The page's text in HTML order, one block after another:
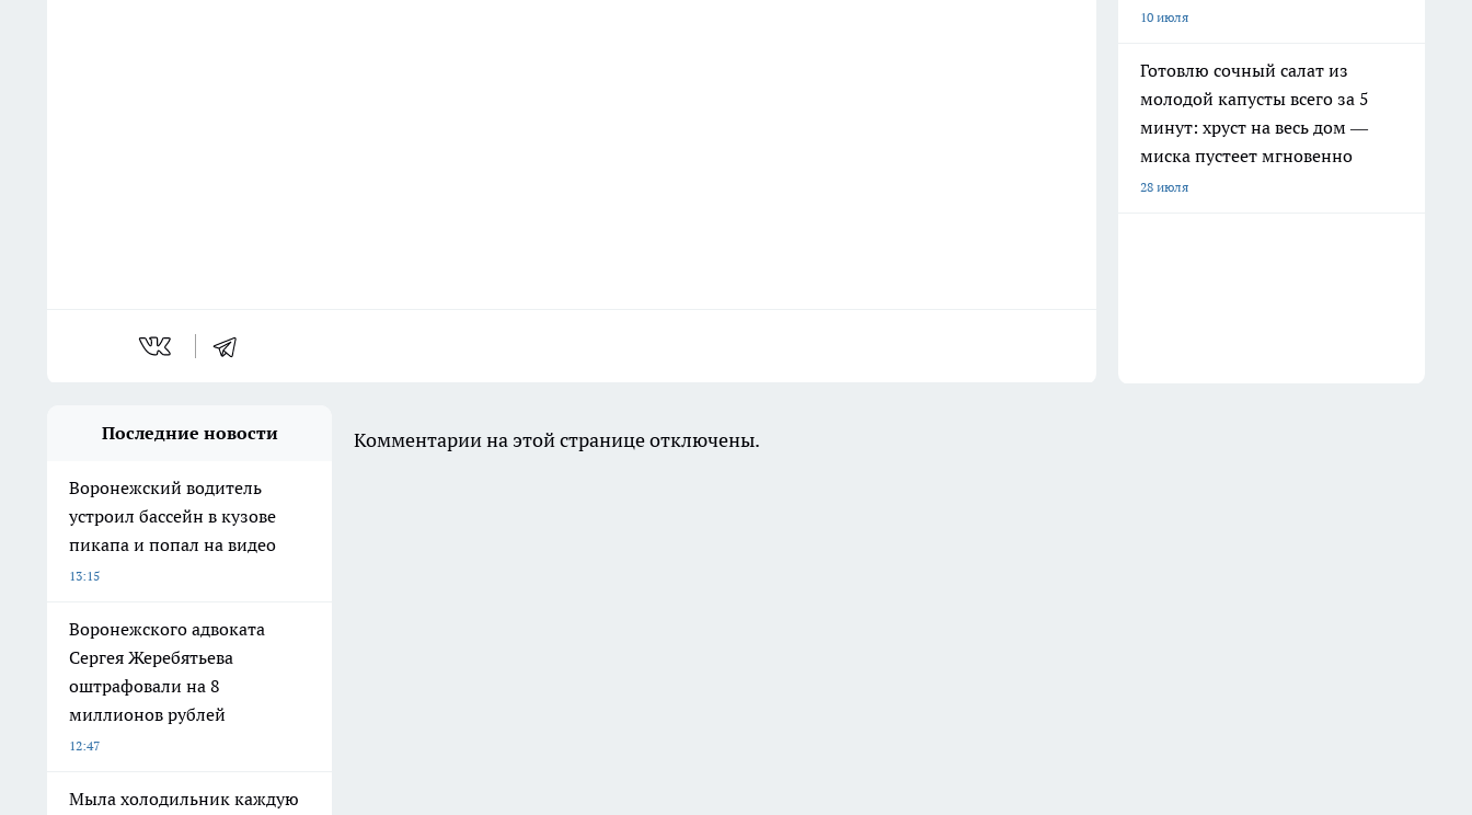
10 июля
Готовлю сочный салат из
молодой капусты всего за 5
минут: хруст на весь дом —
миска пустеет мгновенно
28 июля
Последние новости
Воронежский водитель
устроил бассейн в кузове
пикапа и попал на видео
13:15
Воронежского адвоката
Сергея Жеребятьева
оштрафовали на 8
миллионов рублей
12:47
Мыла холодильник каждую
Комментарии на этой странице отключены.